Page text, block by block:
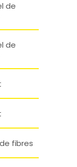
de
de
fibres